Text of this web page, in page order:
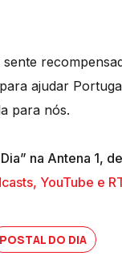
sente
ajudar
para nós.
na Antena 1,
YouTube e
POSTAL DO DIA